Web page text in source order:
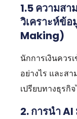
1.5 ความสา
วิเคราะห์ข้
Making)
นักการเงินควร
อย่างไร และส
เปรียบทางธุรกิ
2. การนำ